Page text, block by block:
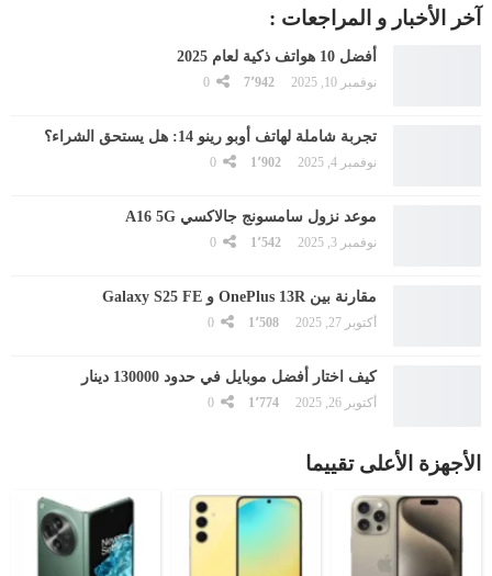
آخر الأخبار و المراجعات :
أفضل 10 هواتف ذكية لعام 2025
نوفمبر 10, 2025 7٬942
تجربة شاملة لهاتف أوبو رينو 14: هل يستحق الشراء؟
نوفمبر 4, 2025 1٬902
موعد نزول سامسونج جالاكسي A16 5G
نوفمبر 3, 2025 1٬542
مقارنة بين OnePlus 13R و Galaxy S25 FE
أكتوبر 27, 2025 1٬508
كيف اختار أفضل موبايل في حدود 130000 دينار
أكتوبر 26, 2025 1٬774
الأجهزة الأعلى تقييما